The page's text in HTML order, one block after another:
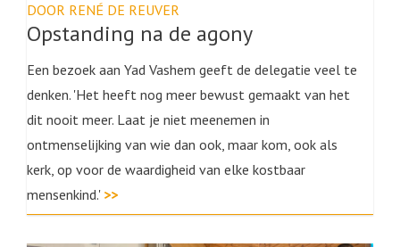
DOOR RENÉ DE REUVER
Opstanding na de agony
Een bezoek aan Yad Vashem geeft de delegatie veel te
denken. 'Het heeft nog meer bewust gemaakt van het
dit nooit meer. Laat je niet meenemen in
ontmenselijking van wie dan ook, maar kom, ook als
kerk, op voor de waardigheid van elke kostbaar
mensenkind.' >>